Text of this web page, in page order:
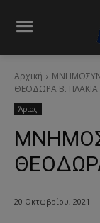
Αρχική
ΘΕΟΔΩΡΑ Β. ΠΛΑΚΙΑ
Άρτας
20 Οκτωβρίου, 2021